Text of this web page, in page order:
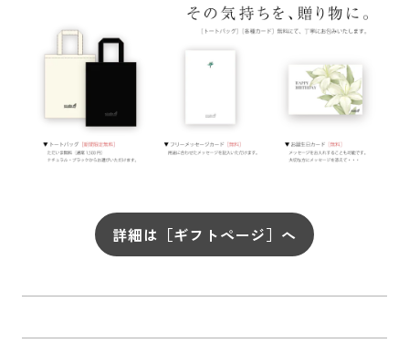
詳細は［ギフトページ］へ